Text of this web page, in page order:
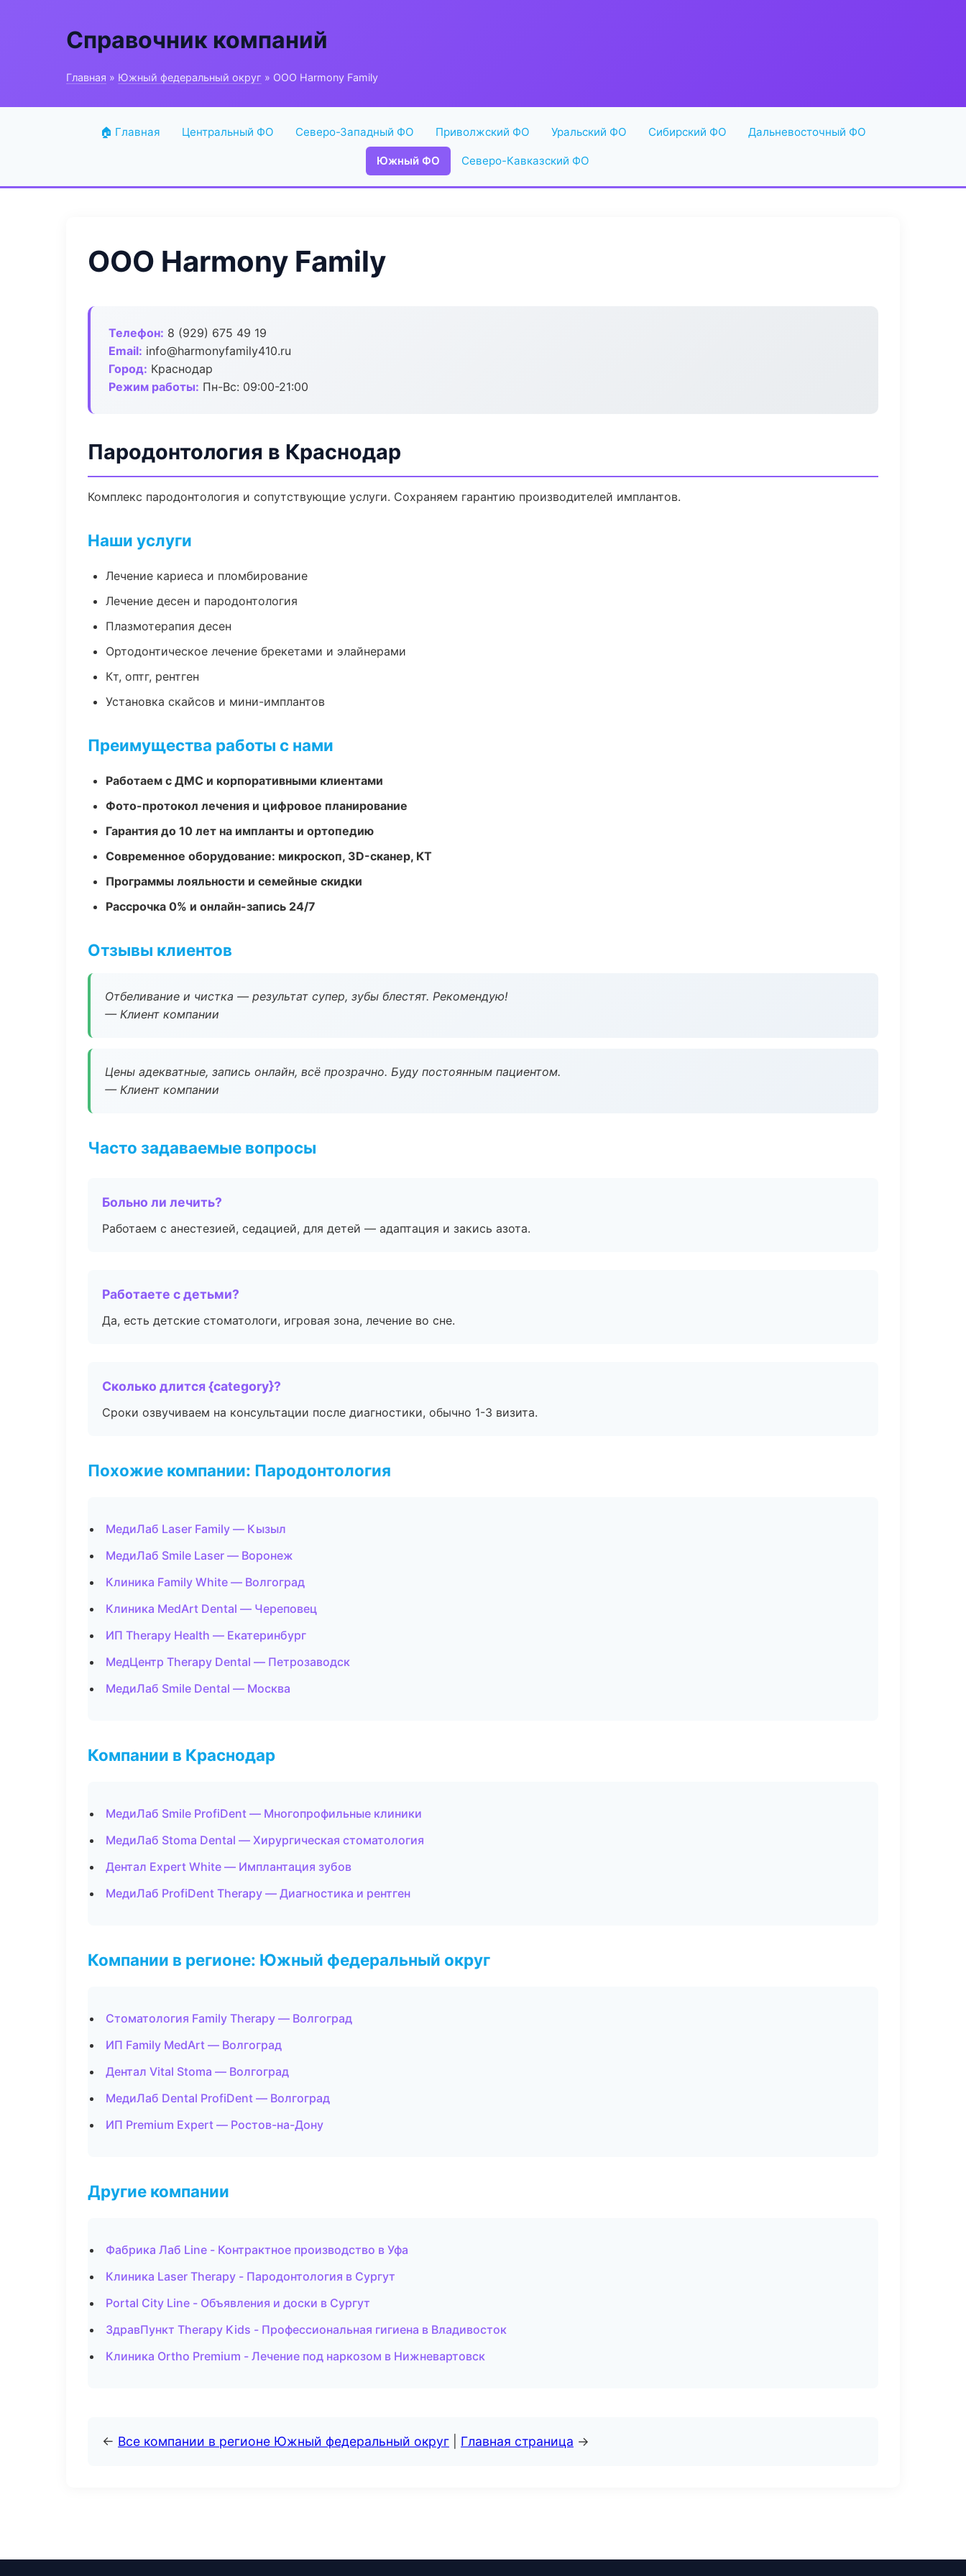
Справочник компаний
Главная » Южный федеральный округ » ООО Harmony Family
🏠 Главная Центральный ФО Северо-Западный ФО Приволжский ФО Уральский ФО Сибирский ФО Дальневосточный ФО
Южный ФО Северо-Кавказский ФО
ООО Harmony Family
Телефон: 8 (929) 675 49 19
Email: info@harmonyfamily410.ru
Город: Краснодар
Режим работы: Пн-Вс: 09:00-21:00
Пародонтология в Краснодар
Комплекс пародонтология и сопутствующие услуги. Сохраняем гарантию производителей имплантов.
Наши услуги
Лечение кариеса и пломбирование
Лечение десен и пародонтология
Плазмотерапия десен
Ортодонтическое лечение брекетами и элайнерами
Кт, оптг, рентген
Установка скайсов и мини-имплантов
Преимущества работы с нами
Работаем с ДМС и корпоративными клиентами
Фото-протокол лечения и цифровое планирование
Гарантия до 10 лет на импланты и ортопедию
Современное оборудование: микроскоп, 3D-сканер, КТ
Программы лояльности и семейные скидки
Рассрочка 0% и онлайн-запись 24/7
Отзывы клиентов
Отбеливание и чистка — результат супер, зубы блестят. Рекомендую!
— Клиент компании
Цены адекватные, запись онлайн, всё прозрачно. Буду постоянным пациентом.
— Клиент компании
Часто задаваемые вопросы
Больно ли лечить?
Работаем с анестезией, седацией, для детей — адаптация и закись азота.
Работаете с детьми?
Да, есть детские стоматологи, игровая зона, лечение во сне.
Сколько длится {category}?
Сроки озвучиваем на консультации после диагностики, обычно 1-3 визита.
Похожие компании: Пародонтология
МедиЛаб Laser Family — Кызыл
МедиЛаб Smile Laser — Воронеж
Клиника Family White — Волгоград
Клиника MedArt Dental — Череповец
ИП Therapy Health — Екатеринбург
МедЦентр Therapy Dental — Петрозаводск
МедиЛаб Smile Dental — Москва
Компании в Краснодар
МедиЛаб Smile ProfiDent — Многопрофильные клиники
МедиЛаб Stoma Dental — Хирургическая стоматология
Дентал Expert White — Имплантация зубов
МедиЛаб ProfiDent Therapy — Диагностика и рентген
Компании в регионе: Южный федеральный округ
Стоматология Family Therapy — Волгоград
ИП Family MedArt — Волгоград
Дентал Vital Stoma — Волгоград
МедиЛаб Dental ProfiDent — Волгоград
ИП Premium Expert — Ростов-на-Дону
Другие компании
Фабрика Лаб Line - Контрактное производство в Уфа
Клиника Laser Therapy - Пародонтология в Сургут
Portal City Line - Объявления и доски в Сургут
ЗдравПункт Therapy Kids - Профессиональная гигиена в Владивосток
Клиника Ortho Premium - Лечение под наркозом в Нижневартовск
← Все компании в регионе Южный федеральный округ Главная страница →